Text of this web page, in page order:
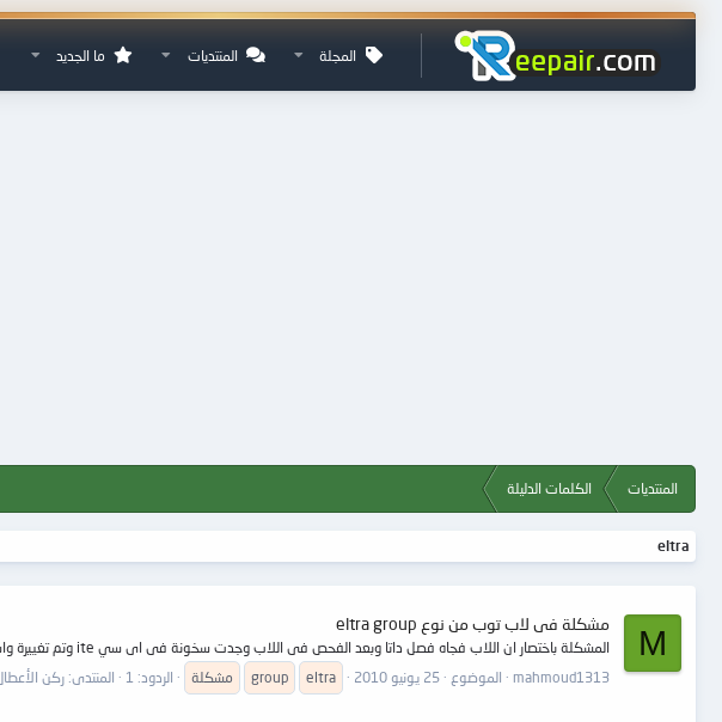
المجلة المنتديات ما الجديد
المنتديات الكلمات الدليلة
eltra
M
مشكلة فى لاب توب من نوع eltra group
المشكلة باختصار ان اللاب فجاه فصل داتا وبعد الفحص فى اللاب وجدت سخونة فى اى سي ite وتم تغييرة واشتغل اللاب توب الحمد لله لكن الشاشة لم تعمل ولكنه يعمل على الشاشة الخارجية جيدا فما يكون الحل يا اهل الخبرة
mahmoud1313
الموضوع 25 يونيو 2010 eltra
group مشكلة الردود: 1 المنتدى: ركن